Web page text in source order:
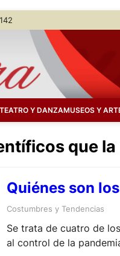
TEATRO Y DANZAMUSEOS Y
que
Quiénes son
Costumbres y Tendencias
Se trata de cuatro de
al control de la